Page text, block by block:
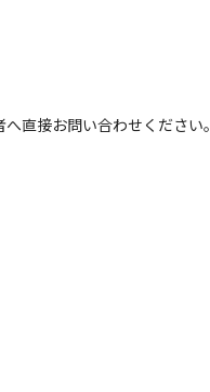
直接お問い合わせください。